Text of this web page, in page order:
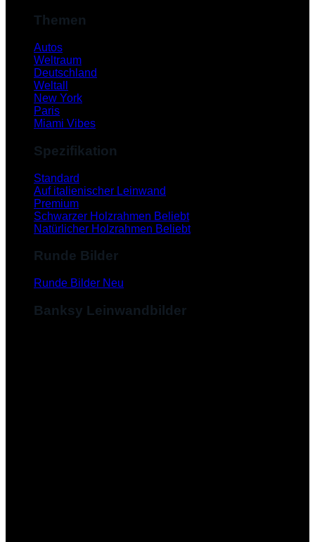
Themen
Autos
Weltraum
Deutschland
Weltall
New York
Paris
Miami Vibes
Spezifikation
Standard
Auf italienischer Leinwand
Premium
Schwarzer Holzrahmen
Natürlicher Holzrahmen
Runde Bilder
Runde Bilder
Banksy Leinwandbilder